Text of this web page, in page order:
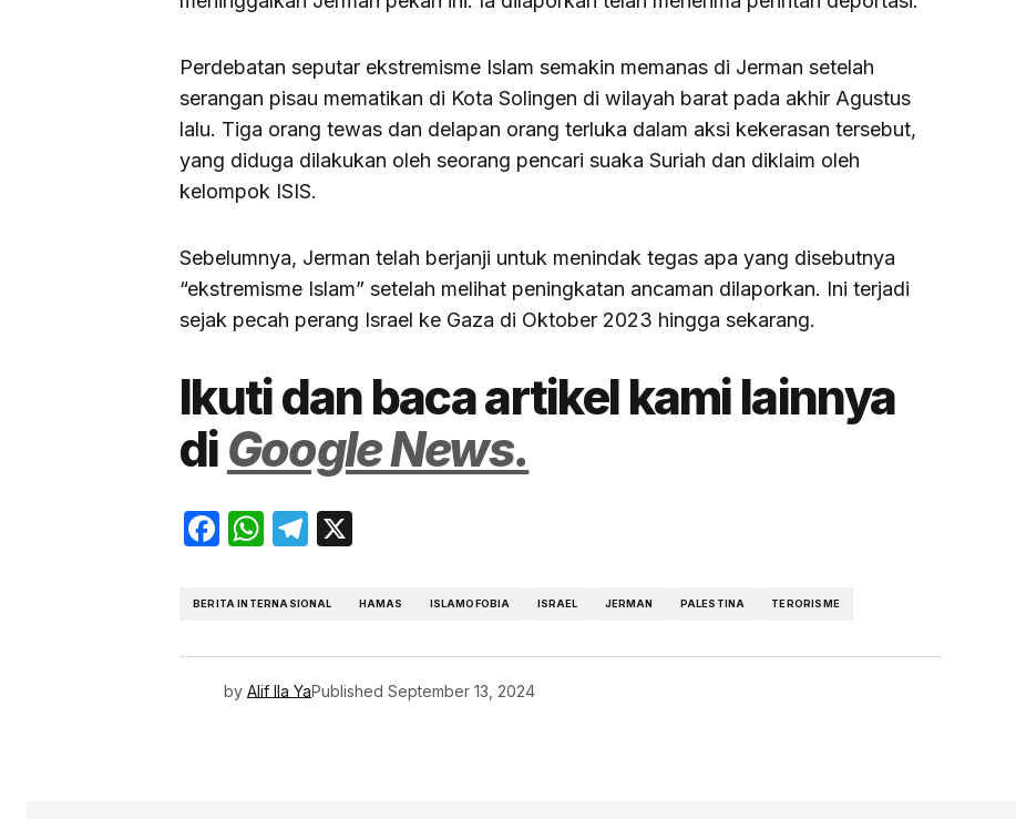
Perdebatan seputar ekstremisme Islam semakin memanas di Jerman setelah
serangan pisau mematikan di Kota Solingen di wilayah barat pada akhir Agustus
lalu. Tiga orang tewas dan delapan orang terluka dalam aksi kekerasan tersebut,
yang diduga dilakukan oleh seorang pencari suaka Suriah dan diklaim oleh
kelompok ISIS.
Sebelumnya, Jerman telah berjanji untuk menindak tegas apa yang disebutnya
“ekstremisme Islam” setelah melihat peningkatan ancaman dilaporkan. Ini terjadi
sejak pecah perang Israel ke Gaza di Oktober 2023 hingga sekarang.
Ikuti dan baca artikel kami lainnya
diGoogle News.
Facebook
WhatsApp
Telegram
BERITA INTERNASIONAL HAMAS ISLAMOFOBIA ISRAEL JERMAN PALESTINA TERORISME
by Alif Ila YaPublished September 13, 2024